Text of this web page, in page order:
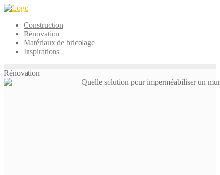
Skip
contentConstruction
Rénovation
Matériaux de bricolage
Inspirations
Rénovation